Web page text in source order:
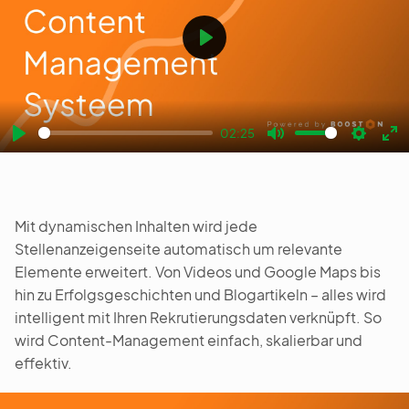
Play
02:25
Mute
Play
Mit dynamischen Inhalten wird jede
Stellenanzeigenseite automatisch um relevante
Elemente erweitert. Von Videos und Google Maps bis
hin zu Erfolgsgeschichten und Blogartikeln – alles wird
intelligent mit Ihren Rekrutierungsdaten verknüpft. So
wird Content-Management einfach, skalierbar und
effektiv.